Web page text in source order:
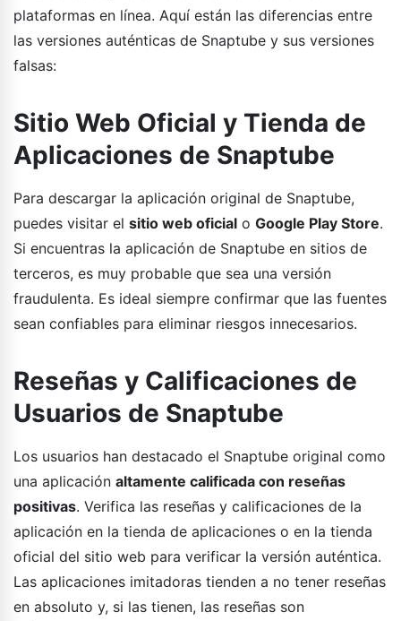
plataformas en línea. Aquí están las diferencias entre
las versiones auténticas de Snaptube y sus versiones
falsas:
Sitio Web Oficial y Tienda de
Aplicaciones de Snaptube
Para descargar la aplicación original de Snaptube,
puedes visitar el sitio web oficial o Google Play Store.
Si encuentras la aplicación de Snaptube en sitios de
terceros, es muy probable que sea una versión
fraudulenta. Es ideal siempre confirmar que las fuentes
sean confiables para eliminar riesgos innecesarios.
Reseñas y Calificaciones de
Usuarios de Snaptube
Los usuarios han destacado el Snaptube original como
una aplicación altamente calificada con reseñas
positivas. Verifica las reseñas y calificaciones de la
aplicación en la tienda de aplicaciones o en la tienda
oficial del sitio web para verificar la versión auténtica.
Las aplicaciones imitadoras tienden a no tener reseñas
en absoluto y, si las tienen, las reseñas son